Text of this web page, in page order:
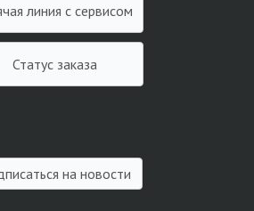
линия с сервисом
Статус заказа
на новости